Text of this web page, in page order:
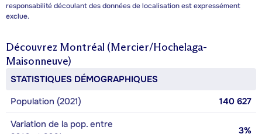
responsabilité découlant des données de localisation est expressément
exclue.
Découvrez Montréal (Mercier/Hochelaga-
Maisonneuve)
STATISTIQUES DÉMOGRAPHIQUES
Population (2021)
140 627
Variation de la pop. entre
3%